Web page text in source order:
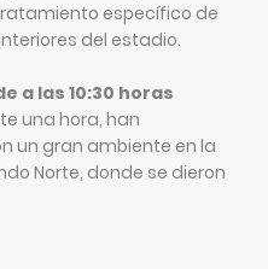
específico de
del estadio.
a las 10:30 horas
una hora, han
un gran ambiente en la
Norte, donde se dieron